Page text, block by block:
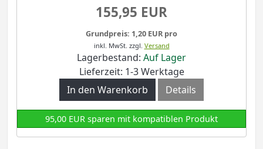
155,95 EUR
Grundpreis: 1,20 EUR pro
inkl. MwSt. zzgl. Versand
Lagerbestand: Auf Lager
Lieferzeit: 1-3 Werktage
In den Warenkorb
Details
95,00 EUR sparen mit kompatiblen Produkt